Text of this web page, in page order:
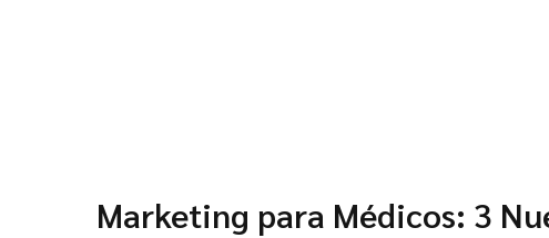
Marketing para Médicos: 3